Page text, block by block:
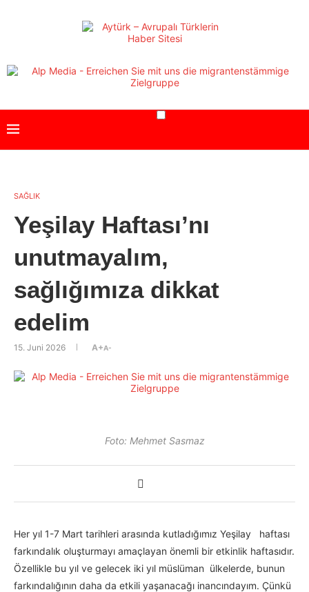
SAĞLIK
Yeşilay Haftası’nı
unutmayalım,
sağlığımıza dikkat
edelim
15. Juni 2026 A+A-
Foto: Mehmet Sasmaz
Her yıl 1-7 Mart tarihleri arasında kutladığımız Yeşilay haftası
farkındalık oluşturmayı amaçlayan önemli bir etkinlik haftasıdır.
Özellikle bu yıl ve gelecek iki yıl müslüman ülkelerde, bunun
farkındalığının daha da etkili yaşanacağı inancındayım. Çünkü